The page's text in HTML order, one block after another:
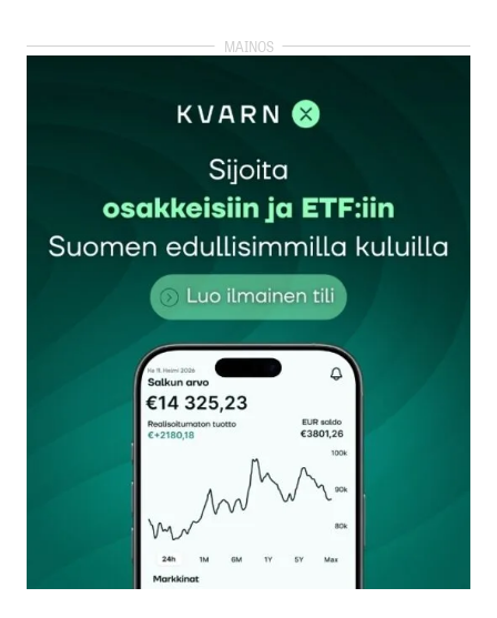
kirjautua
rekisteröityä
Sähköpostiosoitettasi ei julkaista.Pakolliset
kentät on merkitty*
Kommentti*
Nimesi tai nimimerkkisi
Sähköpostiosoitteesi